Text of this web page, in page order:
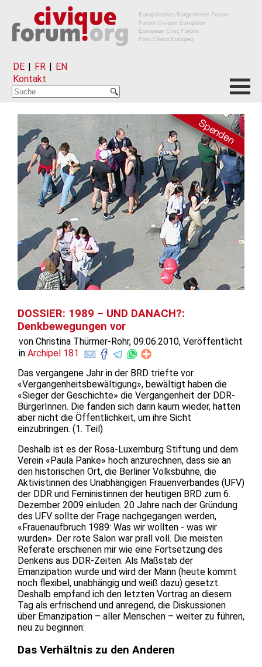
DE | FR | EN
Kontakt
DOSSIER: 1989 – UND DANACH?:
Denkbewegungen vor
von Christina Thürmer-Rohr, 09.06.2010, Veröffentlicht
in Archipel 181
Das vergangene Jahr in der BRD triefte vor
«Vergangenheitsbewältigung», bewältigt haben die
«Sieger der Geschichte» die Vergangenheit der DDR-
BürgerInnen. Die fanden sich darin kaum wieder, hatten
aber nicht die Öffentlichkeit, um ihre Sicht
einzubringen. (1. Teil)
Deshalb ist es der Rosa-Luxemburg Stiftung und dem
Verein «Paula Panke» hoch anzurechnen, dass sie an
den historischen Ort, die Berliner Volksbühne, die
Aktivistinnen des Unabhängigen Frauenverbandes (UFV)
der DDR und Feministinnen der heutigen BRD zum 6.
Dezember 2009 einluden. 20 Jahre nach der Gründung
des UFV sollte der Frage nachgegangen werden,
«Frauenaufbruch 1989: Was wir wollten - was wir
wurden». Der rote Salon war prall voll. Die meisten
Referate erschienen mir wie eine Fortsetzung des
Denkens aus DDR-Zeiten: Als Maßstab der
Emanzipation wurde und wird der Mann (heute kommt
noch flexibel, unabhängig und weiß dazu) gesetzt.
Deshalb empfand ich den letzten Vortrag an diesem
Tag als erfrischend und anregend, die Diskussionen
über Emanzipation – aller Menschen – weiter zu führen,
neu zu beginnen:
Das Verhältnis zu den Anderen